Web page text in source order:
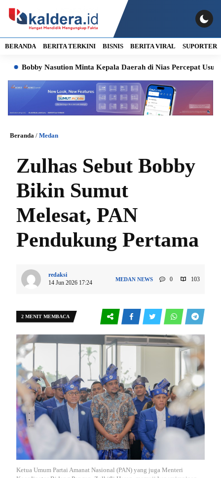
BERANDA BERITA TERKINI BISNIS BERITA VIRAL SUPORTER
Nasution Minta Kepala Daerah di Nias Percepat Usulan BKP
Beranda / Medan
Zulhas Sebut Bobby
Bikin Sumut
Melesat, PAN
Pendukung Pertama
redaksi
14 Jun 2026 17:24
MEDAN NEWS 0 103
2 MENIT MEMBACA
Ketua Umum Partai Amanat Nasional (PAN) yang juga Menteri